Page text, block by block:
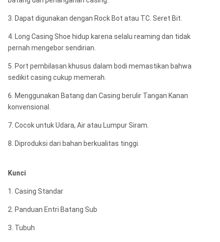
3. Dapat digunakan dengan Rock Bot atau TC. Seret Bit.
4. Long Casing Shoe hidup karena selalu reaming dan tidak
pernah mengebor sendirian.
5. Port pembilasan khusus dalam bodi memastikan bahwa
sedikit casing cukup memerah.
6. Menggunakan Batang dan Casing berulir Tangan Kanan
konvensional.
7. Cocok untuk Udara, Air atau Lumpur Siram.
8. Diproduksi dari bahan berkualitas tinggi.
Kunci
1. Casing Standar
2. Panduan Entri Batang Sub
3. Tubuh